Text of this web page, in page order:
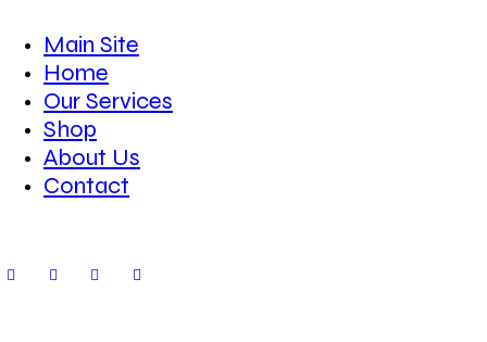
Main Site
Home
Our Services
Shop
About Us
Contact